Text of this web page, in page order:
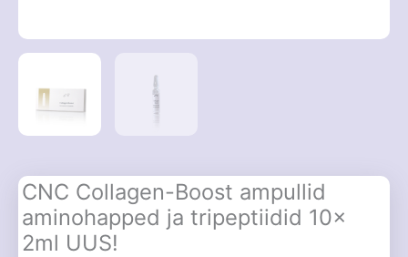
CNC Collagen-Boost ampullid
aminohapped ja tripeptiidid 10x
2ml UUS!